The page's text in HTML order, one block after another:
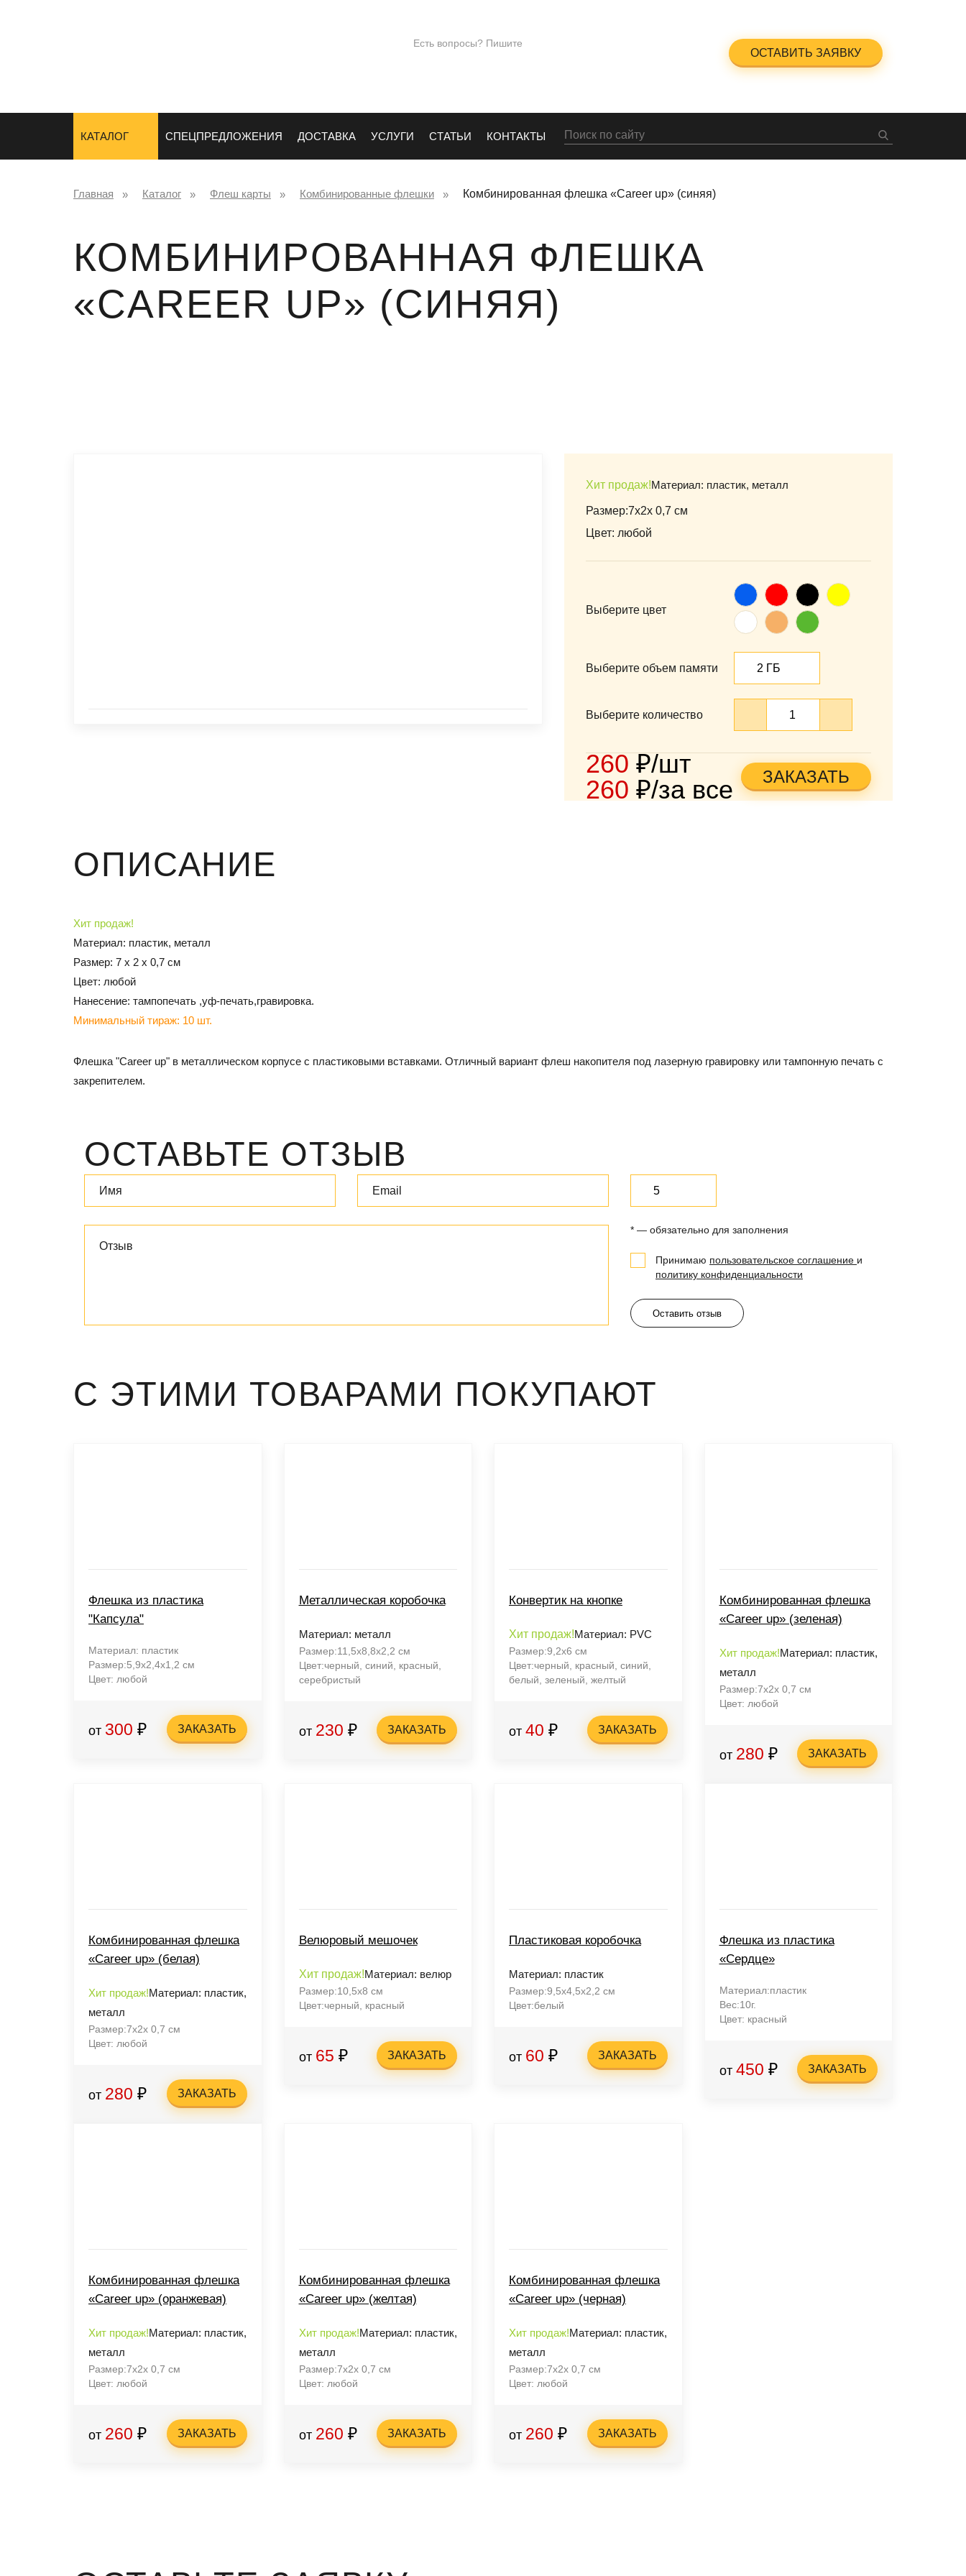
Есть вопросы? Пишите
ОСТАВИТЬ ЗАЯВКУ
КАТАЛОГ СПЕЦПРЕДЛОЖЕНИЯ ДОСТАВКА УСЛУГИ СТАТЬИ КОНТАКТЫ
Главная Каталог Флеш карты Комбинированные флешки Комбинированная флешка «Career up» (синяя)
КОМБИНИРОВАННАЯ ФЛЕШКА
«CAREER UP» (СИНЯЯ)
Хит продаж!Материал: пластик, металл
Размер:7x2x 0,7 см
Цвет: любой
Выберите цвет
СинийКрасныйЧерныйЖелтый
БелыйОранжевый
Зеленый
Выберите объем памяти
Выберите количество
260 ₽/шт
260 ₽/за все ЗАКАЗАТЬ
ОПИСАНИЕ
Хит продаж!
Материал: пластик, металл
Размер: 7 x 2 x 0,7 см
Цвет: любой
Нанесение: тампопечать ,уф-печать,гравировка.
Минимальный тираж: 10 шт.
Флешка "Career up" в металлическом корпусе с пластиковыми вставками. Отличный вариант флеш накопителя под лазерную гравировку или тампонную печать с
закрепителем.
ОСТАВЬТЕ ОТЗЫВ
* — обязательно для заполнения
Принимаю пользовательское соглашение и
политику конфиденциальности
Оставить отзыв
С ЭТИМИ ТОВАРАМИ ПОКУПАЮТ
Флешка из пластика
"Капсула"
Материал: пластик
Размер:5,9х2,4х1,2 см
Цвет: любой
от 300 ₽ ЗАКАЗАТЬ
Металлическая коробочка
Материал: металл
Размер:11,5х8,8х2,2 см
Цвет:черный, синий, красный,
серебристый
от 230 ₽ ЗАКАЗАТЬ
Конвертик на кнопке
Хит продаж!Материал: PVC
Размер:9,2х6 см
Цвет:черный, красный, синий,
белый, зеленый, желтый
от 40 ₽ ЗАКАЗАТЬ
Комбинированная флешка
«Career up» (зеленая)
Хит продаж!Материал: пластик,
металл
Размер:7x2x 0,7 см
Цвет: любой
от 280 ₽ ЗАКАЗАТЬ
Комбинированная флешка
«Career up» (белая)
Хит продаж!Материал: пластик,
металл
Размер:7x2x 0,7 см
Цвет: любой
от 280 ₽ ЗАКАЗАТЬ
Велюровый мешочек
Хит продаж!Материал: велюр
Размер:10,5х8 см
Цвет:черный, красный
от 65 ₽ ЗАКАЗАТЬ
Пластиковая коробочка
Материал: пластик
Размер:9,5х4,5х2,2 cм
Цвет:белый
от 60 ₽ ЗАКАЗАТЬ
Флешка из пластика
«Сердце»
Материал:пластик
Вес:10г.
Цвет: красный
от 450 ₽ ЗАКАЗАТЬ
Комбинированная флешка
«Career up» (оранжевая)
Хит продаж!Материал: пластик,
металл
Размер:7x2x 0,7 см
Цвет: любой
от 260 ₽ ЗАКАЗАТЬ
Комбинированная флешка
«Career up» (желтая)
Хит продаж!Материал: пластик,
металл
Размер:7x2x 0,7 см
Цвет: любой
от 260 ₽ ЗАКАЗАТЬ
Комбинированная флешка
«Career up» (черная)
Хит продаж!Материал: пластик,
металл
Размер:7x2x 0,7 см
Цвет: любой
от 260 ₽ ЗАКАЗАТЬ